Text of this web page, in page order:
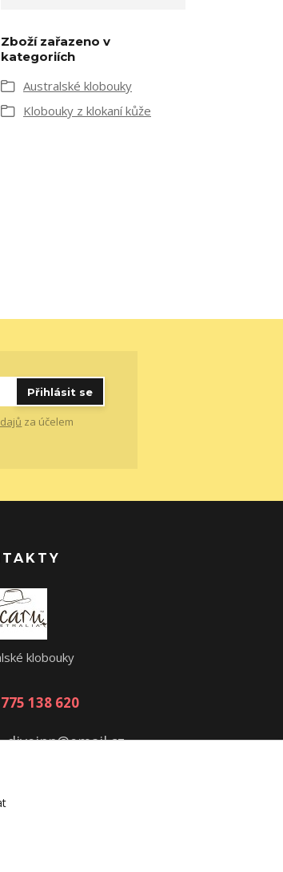
Zboží zařazeno v
kategoriích
Australské klobouky
Klobouky z klokaní kůže
Přihlásit se
za účelem
klobouky
138 620
diveinn@email.cz